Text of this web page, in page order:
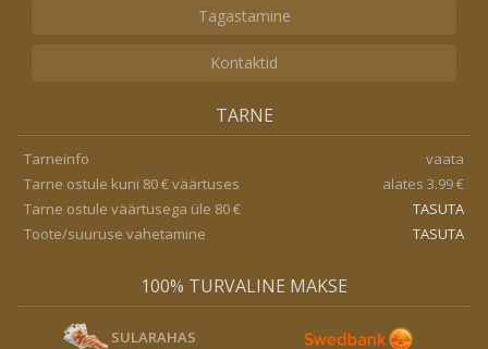
Tagastamine
Kontaktid
TARNE
Tarneinfo
vaata
Tarne ostule kuni 80 € väärtuses
alates 3.99 €
Tarne ostule väärtusega üle 80 €
TASUTA
Toote/suuruse vahetamine
TASUTA
100% TURVALINE MAKSE
SULARAHAS